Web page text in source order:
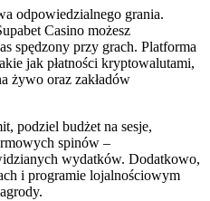
odpowiedzialnego grania.
Casino możesz
spędzony przy grach. Platforma
jak płatności kryptowalutami,
żywo oraz zakładów
podziel budżet na sesje,
spinów –
wydatków. Dodatkowo,
i programie lojalnościowym